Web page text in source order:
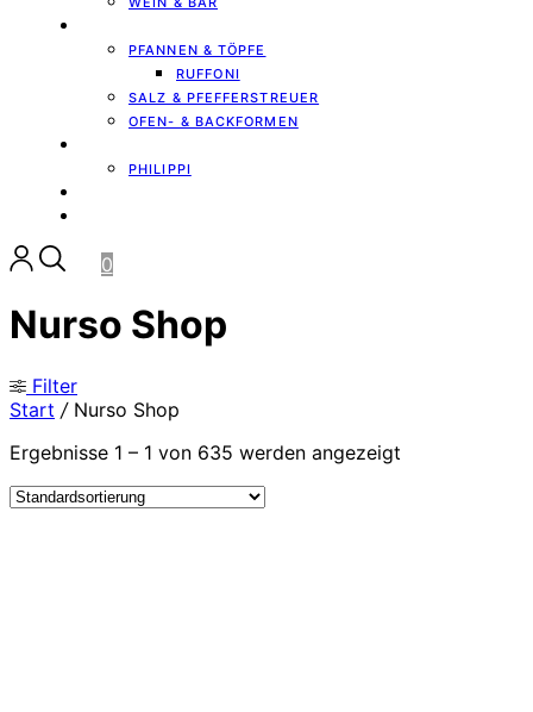
PFANNEN & TÖPFE
RUFFONI
SALZ & PFEFFERSTREUER
OFEN- & BACKFORMEN
PHILIPPI
0
Nurso Shop
Filter
Start /Nurso Shop
Ergebnisse 1 – 1 von 635 werden angezeigt